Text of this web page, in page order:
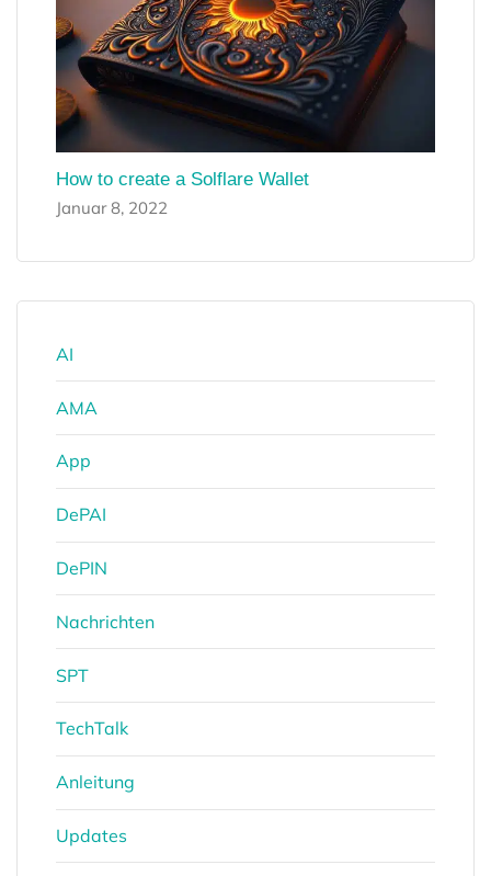
How to create a Solflare Wallet
Januar 8, 2022
AI
AMA
App
DePAI
DePIN
Nachrichten
SPT
TechTalk
Anleitung
Updates